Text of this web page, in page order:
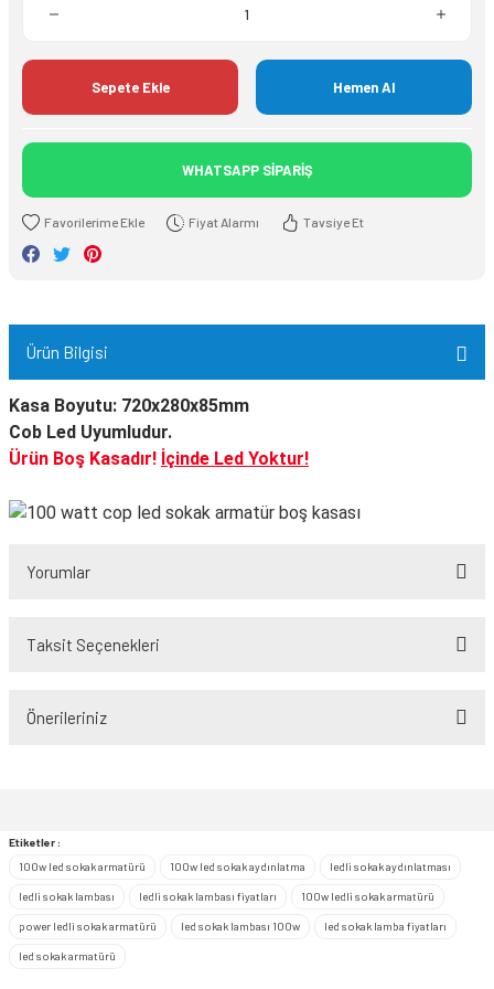
Sepete Ekle Hemen Al
WHATSAPP SİPARİŞ
Fiyat Alarmı Tavsiye Et
Ürün Bilgisi
Kasa Boyutu: 720x280x85mm
Cob Led Uyumludur.
Ürün Boş Kasadır! İçinde Led Yoktur!
Yorumlar
Taksit Seçenekleri
Önerileriniz
Ürün bilgilerinde hatalar bulunuyor.
Etiketler :
100w led sokak armatürü
100w led sokak aydınlatma ledli sokak aydınlatması
ledli sokak lambası ledli sokak lambası fiyatları 100w ledli sokak armatürü
power ledli sokak armatürü led sokak lambası 100w led sokak lamba fiyatları
led sokak armatürü